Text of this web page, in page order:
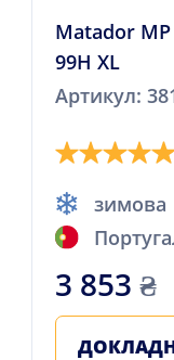
Matador
99H XL
Артикул:
зимова
3 853 ₴